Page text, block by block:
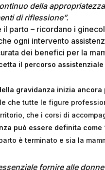
della
di riflessione”.
il parto – ricordano i
ogni intervento
dei benefici per la
il percorso
gravidanza inizia
che tutte le figure
che i corsi di
può essere definita come
è terminato e sia la
fornire alle